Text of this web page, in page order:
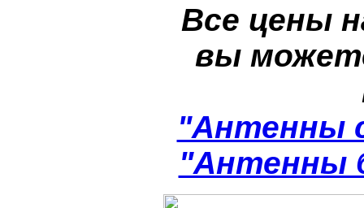
Все цены
вы
"Антенны
"Антенны